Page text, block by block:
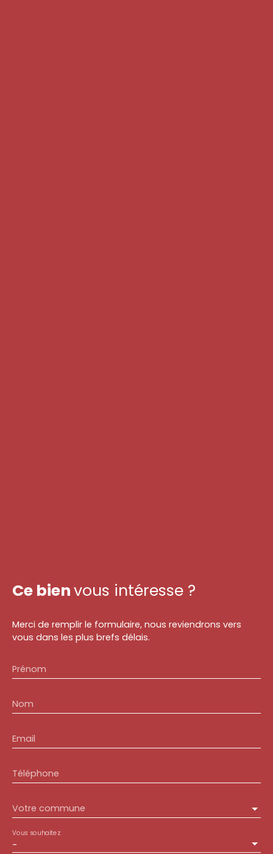
Ce bienvous intéresse ?
Merci de remplir le formulaire, nous reviendrons vers
vous dans les plus brefs délais.
Prénom
Nom
Email
Téléphone
Votre commune
-
Vous souhaitez